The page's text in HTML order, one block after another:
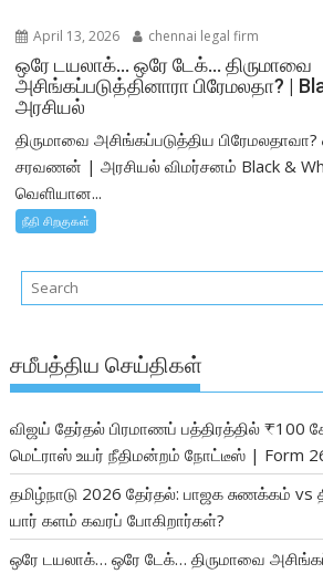
April 13, 2026 chennai legal firm
ஒரே டயலாக்… ஒரே டேக்… திருமாவை
அசிங்கப்படுத்தினாரா பிரேமலதா? |
அரசியல்
திருமாவை அசிங்கப்படுத்திய
சரவணன் | அரசியல் விமர்சனம் Black &
வெளியான...
நீதி சிறகுகள்
சமீபத்திய செய்திகள்
விஜய் தேர்தல் பிரமாணப் பத்திரத்தில் ₹100
மெட்ராஸ் உயர் நீதிமன்றம் நோட்டீஸ் | Form
தமிழ்நாடு 2026 தேர்தல்: பாஜக சுணக்கம் vs
யார் களம் கவரப் போகிறார்கள்?
ஒரே டயலாக்… ஒரே டேக்… திருமாவை